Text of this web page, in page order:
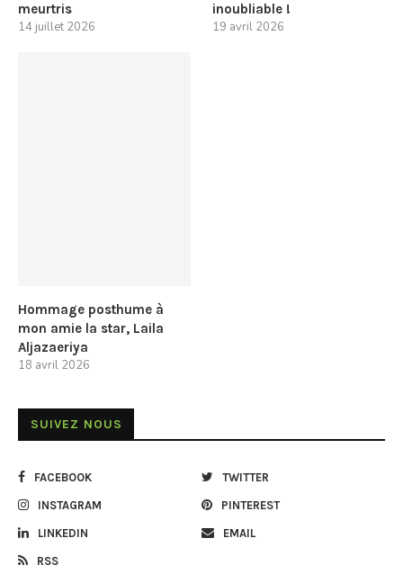
meurtris
14 juillet 2026
inoubliable !
19 avril 2026
Hommage posthume à
mon amie la star, Laila
Aljazaeriya
18 avril 2026
SUIVEZ NOUS
FACEBOOK TWITTER
INSTAGRAM PINTEREST
LINKEDIN EMAIL
RSS